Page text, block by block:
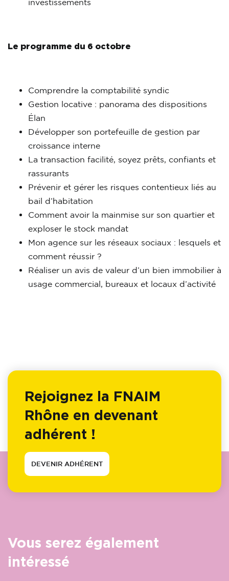
investissements
Le programme du 6 octobre
Comprendre la comptabilité syndic
Gestion locative : panorama des dispositions
Élan
Développer son portefeuille de gestion par
croissance interne
La transaction facilité, soyez prêts, confiants et
rassurants
Prévenir et gérer les risques contentieux liés au
bail d’habitation
Comment avoir la mainmise sur son quartier et
exploser le stock mandat
Mon agence sur les réseaux sociaux : lesquels et
comment réussir ?
Réaliser un avis de valeur d’un bien immobilier à
usage commercial, bureaux et locaux d’activité
Rejoignez la FNAIM
Rhône en devenant
adhérent !
DEVENIR ADHÉRENT
Vous serez également
intéressé